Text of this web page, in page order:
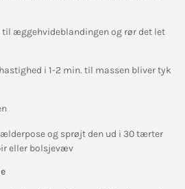
æggehvideblandingen og rør det let
i 1-2 min. til massen bliver tyk
og sprøjt den ud i 30 tærter
eller bolsjevæv